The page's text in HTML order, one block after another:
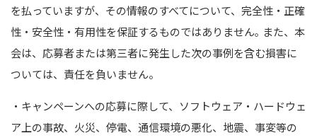
を払っていますが、その情報のすべてについて、完全性・正確
性・安全性・有用性を保証するものではありません｡ また、本
会は、応募者または第三者に発生した次の事例を含む損害に
ついては、責任を負いません。
・キャンペーンへの応募に際して、ソフトウェア・ハードウェ
ア上の事故、火災、停電、通信環境の悪化、地震、事変等の